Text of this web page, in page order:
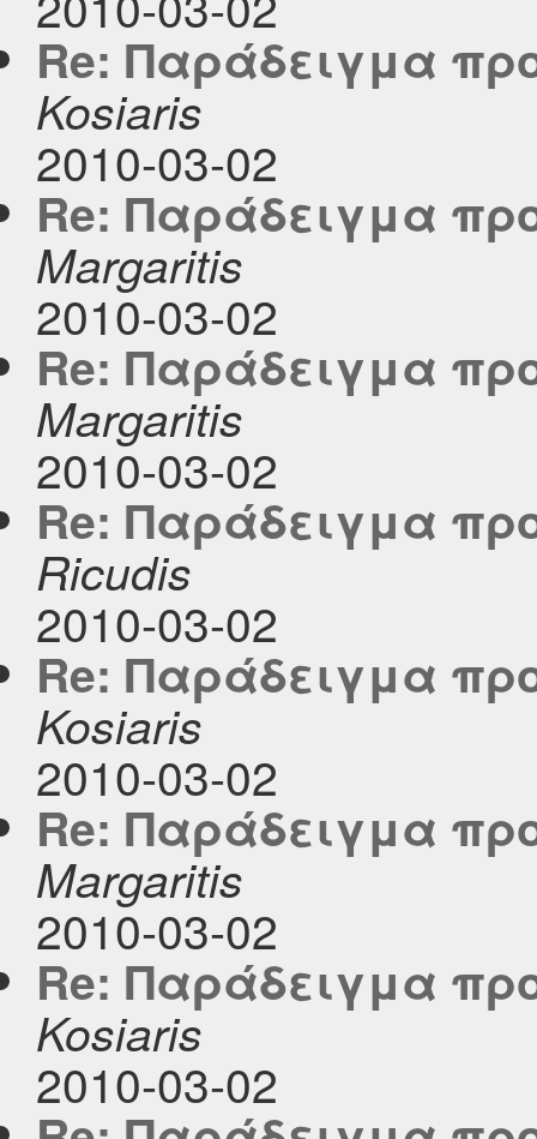
Re: Παράδειγμα
Kosiaris
2010-03-02
Re: Παράδειγμα
Margaritis
2010-03-02
Re: Παράδειγμα
Margaritis
2010-03-02
Re: Παράδειγμα
Ricudis
2010-03-02
Re: Παράδειγμα
Kosiaris
2010-03-02
Re: Παράδειγμα
Margaritis
2010-03-02
Re: Παράδειγμα
Kosiaris
2010-03-02